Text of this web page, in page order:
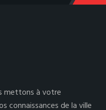
mettons à votre
connaissances de la ville